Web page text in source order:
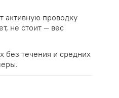
активную проводку
не стоит — вес
течения и средних